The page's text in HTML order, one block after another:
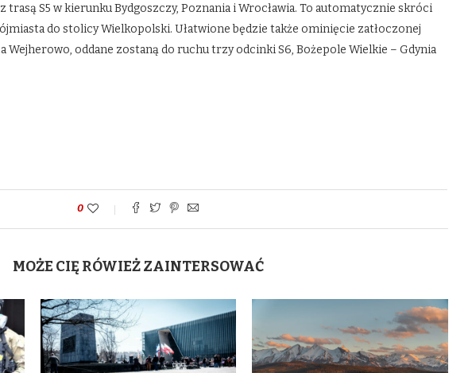
trasą S5 w kierunku Bydgoszczy, Poznania i Wrocławia. To automatycznie skróci
do stolicy Wielkopolski. Ułatwione będzie także ominięcie zatłoczonej
Wejherowo, oddane zostaną do ruchu trzy odcinki S6, Bożepole Wielkie – Gdynia
0
MOŻE CIĘ RÓWIEŻ ZAINTERSOWAĆ